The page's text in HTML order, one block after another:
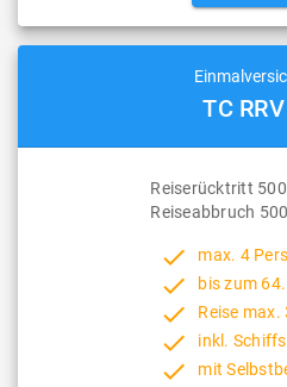
TC
Reiserücktritt
Reiseabbruch
done max. 4
done bis zum
done Reise max.
done inkl.
done mit